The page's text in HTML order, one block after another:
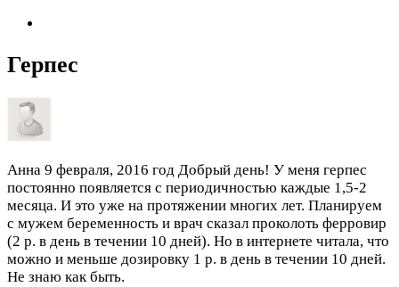
Герпес
Анна 9 февраля, 2016 год Добрый день! У меня герпес
постоянно появляется с периодичностью каждые 1,5-2
месяца. И это уже на протяжении многих лет. Планируем
с мужем беременность и врач сказал проколоть ферровир
(2 р. в день в течении 10 дней). Но в интернете читала, что
можно и меньше дозировку 1 р. в день в течении 10 дней.
Не знаю как быть.